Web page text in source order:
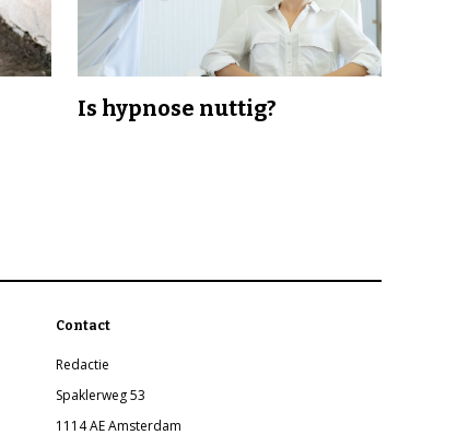
Is hypnose nuttig?
Contact
Redactie
Spaklerweg 53
1114 AE Amsterdam